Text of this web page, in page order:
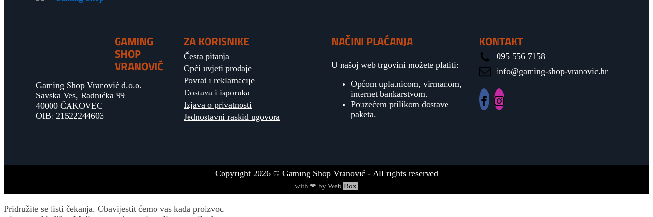
GAMING
SHOP
VRANOVIĆ
Gaming Shop Vranović d.o.o.
Savska Ves, Radnička 99
40000 ČAKOVEC
OIB: 21522244603
ZA KORISNIKE
Česta pitanja
Opći uvjeti prodaje
Povrat i reklamacije
Dostava i isporuka
Izjava o privatnosti
Jednostavni raskid ugovora
NAČINI PLAĆANJA
U našoj web trgovini možete platiti:
Općom uplatnicom, virmanom,
internet bankarstvom.
Pouzećem prilikom dostave
paketa.
KONTAKT
095 556 7158
info@gaming-shop-vranovic.hr
Copyright 2026© Gaming Shop Vranović - All rights reserved
with ❤ by Web Box
Pridružite se listi čekanja. Obavijestit ćemo vas kada proizvod